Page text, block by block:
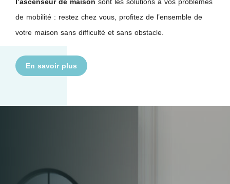
l’ascenseur de maison sont les solutions à vos problèmes
de mobilité : restez chez vous, profitez de l’ensemble de
votre maison sans difficulté et sans obstacle.
En savoir plus